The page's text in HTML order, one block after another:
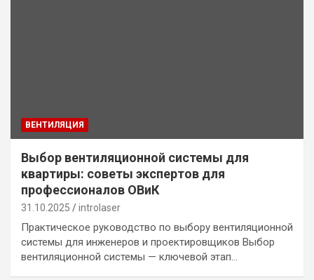
ВЕНТИЛЯЦИЯ
Выбор вентиляционной системы для
квартиры: советы экспертов для
профессионалов ОВиК
31.10.2025 introlaser
Практическое руководство по выбору вентиляционной
системы для инженеров и проектировщиков Выбор
вентиляционной системы — ключевой этап…